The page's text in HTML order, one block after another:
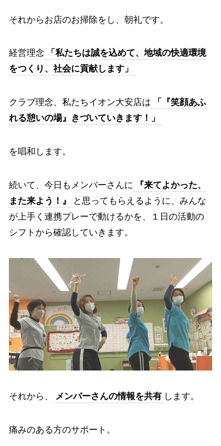
それからお店のお掃除をし、朝礼です。
経営理念
「私たちは誠を込めて、地域の快適環境
をつくり、社会に貢献します」
クラブ理念、私たちイオン大安店は
「『笑顔あふ
れる憩いの場』きづいていきます！」
を唱和します。
続いて、今日もメンバーさんに
『来てよかった、
また来よう！』
と思ってもらえるように、みんな
が上手く連携プレーで動けるかを、１日の活動の
シフトから確認していきます。
それから、 メンバーさんの情報を共有 します。
痛みのある方のサポート。